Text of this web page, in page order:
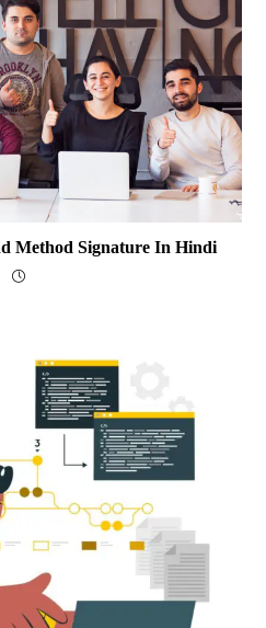
Method Signature In Hindi